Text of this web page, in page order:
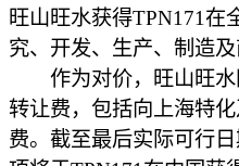
旺山旺水获得TPN171在
究、开发、生产、制造及
作为对价，旺山旺水
转让费，包括向上海特
费。截至最后实际可行